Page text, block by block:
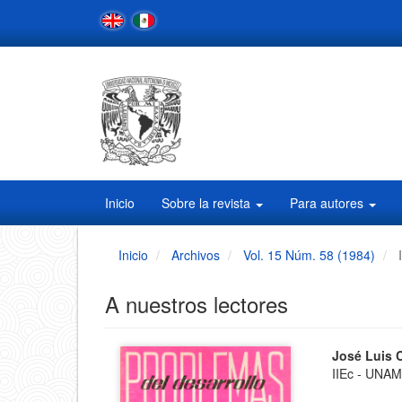
Contenido
Inicio Sobre la revista Para autores
Inicio Archivos Vol. 15 Núm. 58 (1984)
A nuestros lectores
Barra
José Luis
IIEc - UNAM